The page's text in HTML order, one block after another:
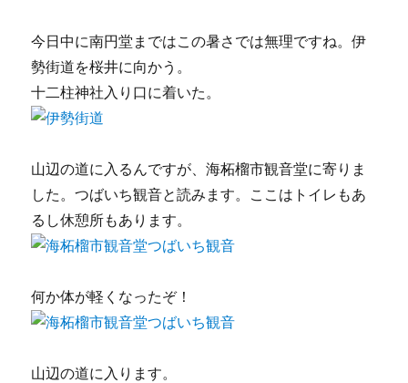
今日中に南円堂まではこの暑さでは無理ですね。伊
勢街道を桜井に向かう。
十二柱神社入り口に着いた。
山辺の道に入るんですが、海柘榴市観音堂に寄りま
した。つばいち観音と読みます。ここはトイレもあ
るし休憩所もあります。
何か体が軽くなったぞ！
山辺の道に入ります。